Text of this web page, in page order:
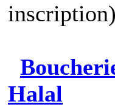
inscription)
Halal